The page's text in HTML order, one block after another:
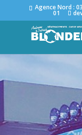
Agence Nord :
01